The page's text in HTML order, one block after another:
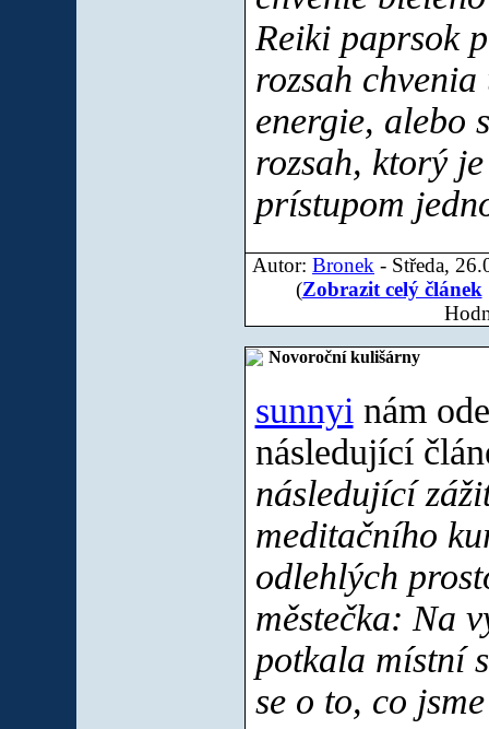
Reiki paprsok
rozsah
energie, alebo
rozsah, ktorý
prístupom
Autor: Bronek - Středa,
(Zobrazit celý článek
Novoroční kulišárny
sunnyi nám
následující
následující
meditačního
odlehlých
městečka: Na
potkala místní
se o to, co